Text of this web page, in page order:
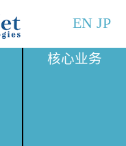
EN JP
核心业务